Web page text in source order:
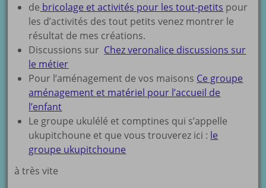
de bricolage et activités pour les tout-petits pour
les d’activités des tout petits venez montrer le
résultat de mes créations.
Discussions sur Chez veronalice discussions sur
le métier
Pour l’aménagement de vos maisons Ce groupe
aménagement et matériel pour l’accueil de
l’enfant
Le groupe ukulélé et comptines qui s’appelle
ukupitchoune et que vous trouverez ici : le
groupe ukupitchoune
à très vite